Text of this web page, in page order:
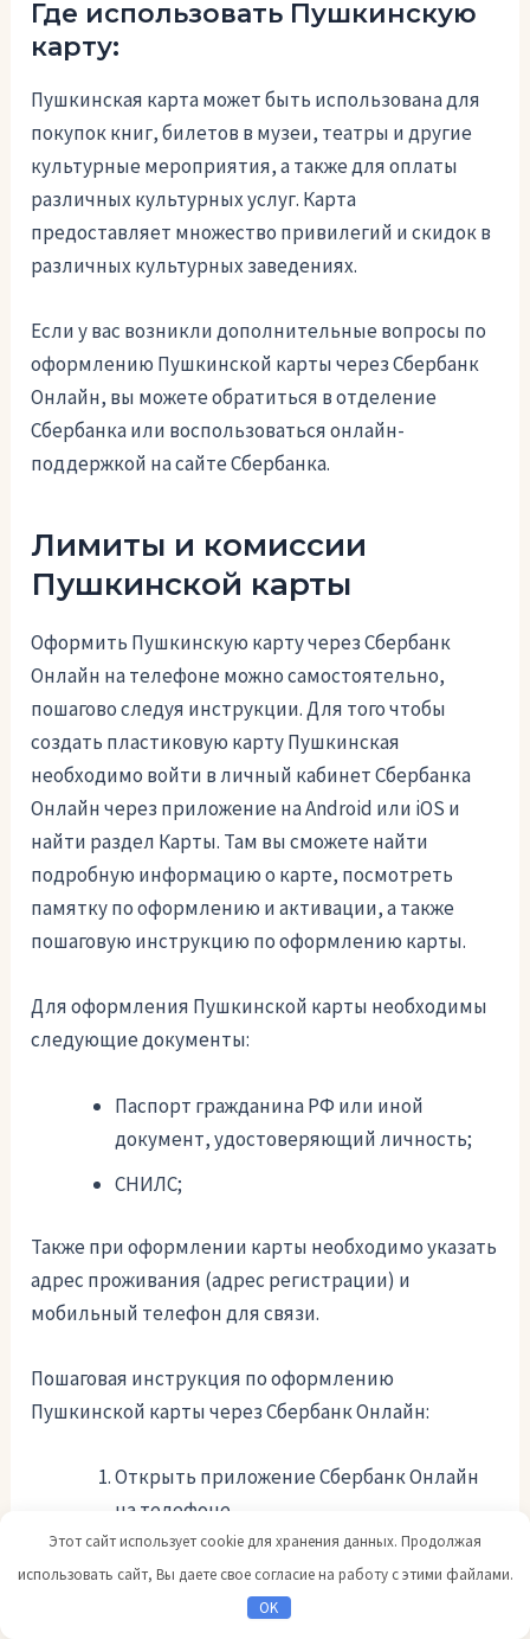
Где использовать Пушкинскую
карту:
Пушкинская карта может быть использована для
покупок книг, билетов в музеи, театры и другие
культурные мероприятия, а также для оплаты
различных культурных услуг. Карта
предоставляет множество привилегий и скидок в
различных культурных заведениях.
Если у вас возникли дополнительные вопросы по
оформлению Пушкинской карты через Сбербанк
Онлайн, вы можете обратиться в отделение
Сбербанка или воспользоваться онлайн-
поддержкой на сайте Сбербанка.
Лимиты и комиссии
Пушкинской карты
Оформить Пушкинскую карту через Сбербанк
Онлайн на телефоне можно самостоятельно,
пошагово следуя инструкции. Для того чтобы
создать пластиковую карту Пушкинская
необходимо войти в личный кабинет Сбербанка
Онлайн через приложение на Android или iOS и
найти раздел Карты. Там вы сможете найти
подробную информацию о карте, посмотреть
памятку по оформлению и активации, а также
пошаговую инструкцию по оформлению карты.
Для оформления Пушкинской карты необходимы
следующие документы:
Паспорт гражданина РФ или иной
документ, удостоверяющий личность;
СНИЛС;
Также при оформлении карты необходимо указать
адрес проживания (адрес регистрации) и
мобильный телефон для связи.
Пошаговая инструкция по оформлению
Пушкинской карты через Сбербанк Онлайн:
Открыть приложение Сбербанк Онлайн
на телефоне.
Войти в свой личный кабинет, используя
логин и пароль.
Этот сайт использует cookie для хранения данных. Продолжая
использовать сайт, Вы даете свое согласие на работу с этими файлами.
OK